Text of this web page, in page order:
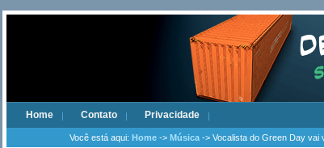
Home Contato Privacidade
Você está aqui: Home -> Música -> Vocalista do Green Day vai